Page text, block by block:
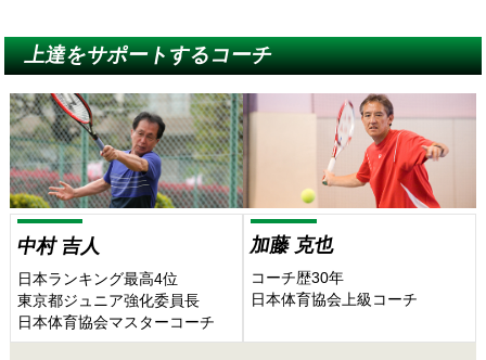
上達をサポートするコーチ
中村 吉人
日本ランキング最高4位
東京都ジュニア強化委員長
日本体育協会マスターコーチ
加藤 克也
コーチ歴30年
日本体育協会上級コーチ